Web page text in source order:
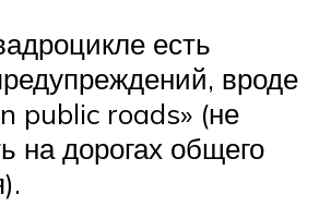
есть
вроде
public roads» (не
на дорогах общего